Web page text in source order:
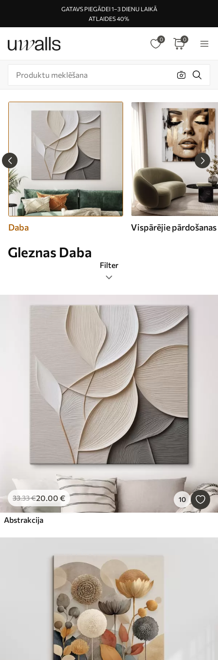
GATAVS PIEGĀDEI 1–3 DIENU LAIKĀ
ATLAIDES 40%
0 0
Daba Vispārējie
Gleznas Daba
Filter
Tags
Attēlu formāts
Gleznas Daba
Populārākās
Atiestatīt visu
33.33€20.00 € 10
Abstrakcija